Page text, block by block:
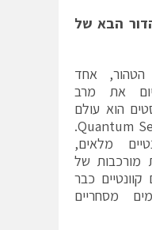
הבא של
הטהור, אחד
את מרב
הוא עולם
החישה הקוונטית, Quantum Sensing.
מלאים,
מורכבות של
קוונטיים כבר
מסחריים